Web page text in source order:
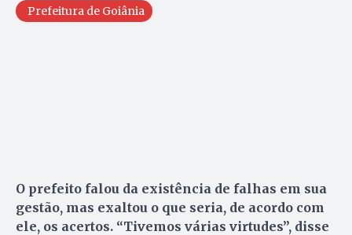
Prefeitura de Goiânia
O prefeito falou da existência de falhas em sua
gestão, mas exaltou o que seria, de acordo com
ele, os acertos. “Tivemos várias virtudes”, disse